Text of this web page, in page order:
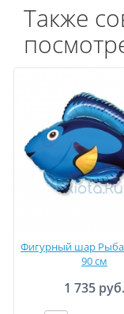
Также
Фигурный шар Рыба
90 см
1 735 руб.